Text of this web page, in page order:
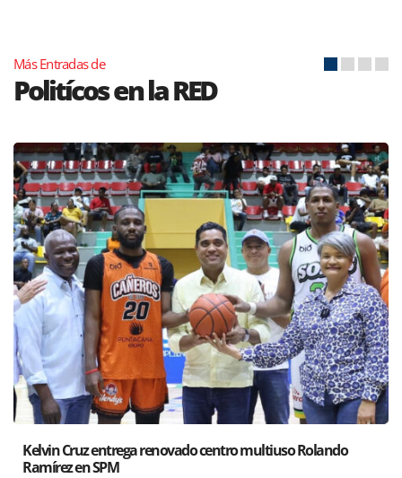
Más Entradas de
Politícos en la RED
Santiago acoge exposición del Ministro de Cultura
Poder de las Buenas Palabras”